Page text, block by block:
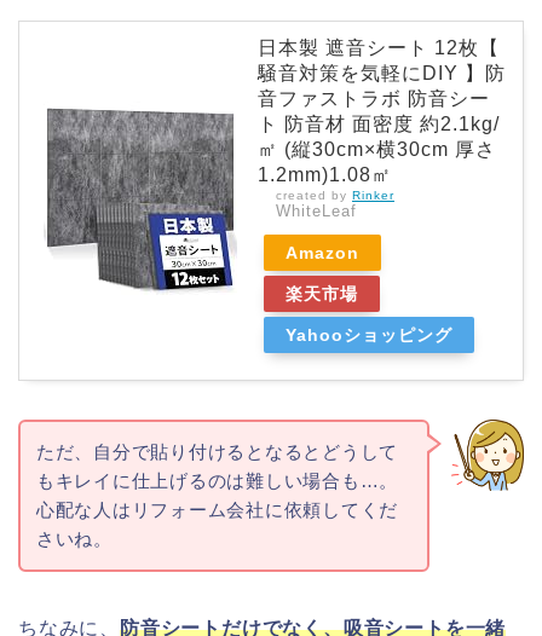
日本製 遮音シート 12枚【
騒音対策を気軽にDIY 】防
音ファストラボ 防音シー
ト 防音材 面密度 約2.1kg/
㎡ (縦30cm×横30cm 厚さ
1.2mm)1.08㎡
created by Rinker
WhiteLeaf
Amazon
楽天市場
Yahooショッピング
ただ、自分で貼り付けるとなるとどうして
もキレイに仕上げるのは難しい場合も…。
心配な人は リフォーム会社に依頼してくだ
さいね。
ちなみに、 防音シートだけでなく、吸音シートを一緒